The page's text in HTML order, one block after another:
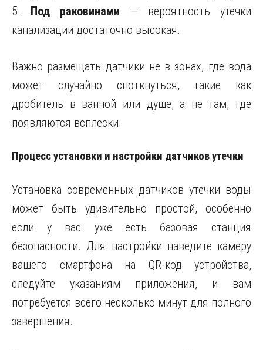
5. Под раковинами — вероятность утечки
канализации достаточно высокая.
Важно размещать датчики не в зонах, где вода
может случайно споткнуться, такие как
дробитель в ванной или душе, а не там, где
появляются всплески.
Процесс установки и настройки датчиков утечки
Установка современных датчиков утечки воды
может быть удивительно простой, особенно
если у вас уже есть базовая станция
безопасности. Для настройки наведите камеру
вашего смартфона на QR-код устройства,
следуйте указаниям приложения, и вам
потребуется всего несколько минут для полного
завершения.